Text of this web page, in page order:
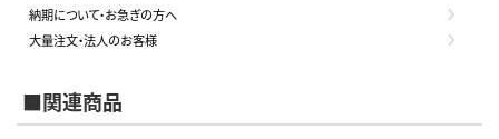
納期について・お急ぎの方へ
大量注文・法人のお客様
■関連商品